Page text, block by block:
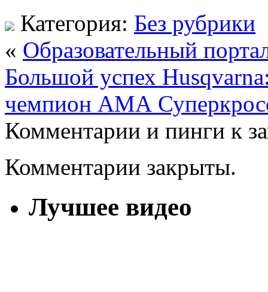
Категория: Без рубрики
« Образовательный
Большой успех
чемпион АМА
Комментарии и пинги к
Комментарии закрыты.
Лучшее видео